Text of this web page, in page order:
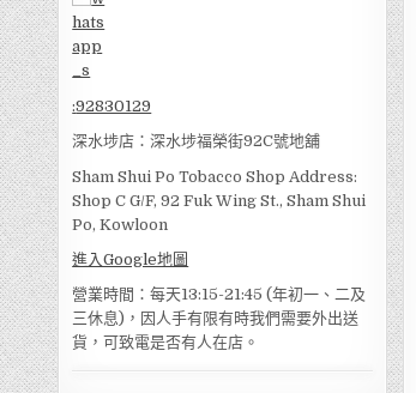
:92830129
深水埗店：深水埗福榮街92C號地舖
Sham Shui Po Tobacco Shop Address:
Shop C G/F, 92 Fuk Wing St., Sham Shui
Po, Kowloon
進入Google地圖
營業時間：每天13:15-21:45 (年初一、二及
三休息)，因人手有限有時我們需要外出送
貨，可致電是否有人在店。